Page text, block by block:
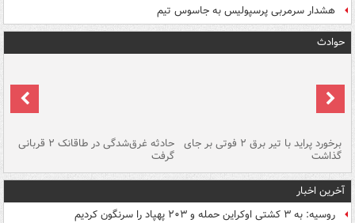
هشدار سرمربی پرسپولیس به جاسوس تیم
حوادث
برخورد پراید با تیر برق ۲ فوتی بر جای
گذاشت
حادثه غرق‌شدگی در طاقانک ۲ قربانی
گرفت
آخرین اخبار
روسیه: به ۳ کشتی اوکراین حمله و ۲۰۳ پهپاد را سرنگون کردیم